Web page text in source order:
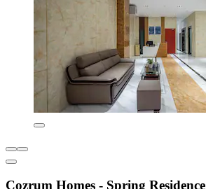
Cozrum Homes - Spring Residence